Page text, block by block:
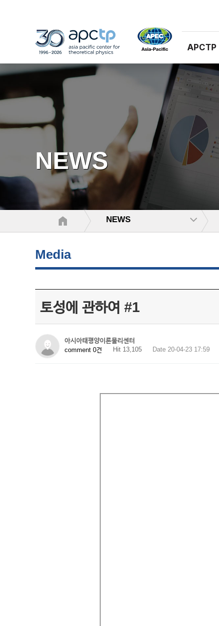
APCTP
NEWS
NEWS
Media
토성에 관하여 #1
아시아태평양이론물리센터
comment 0건
Hit 13,105 Date 20-04-23 17:59